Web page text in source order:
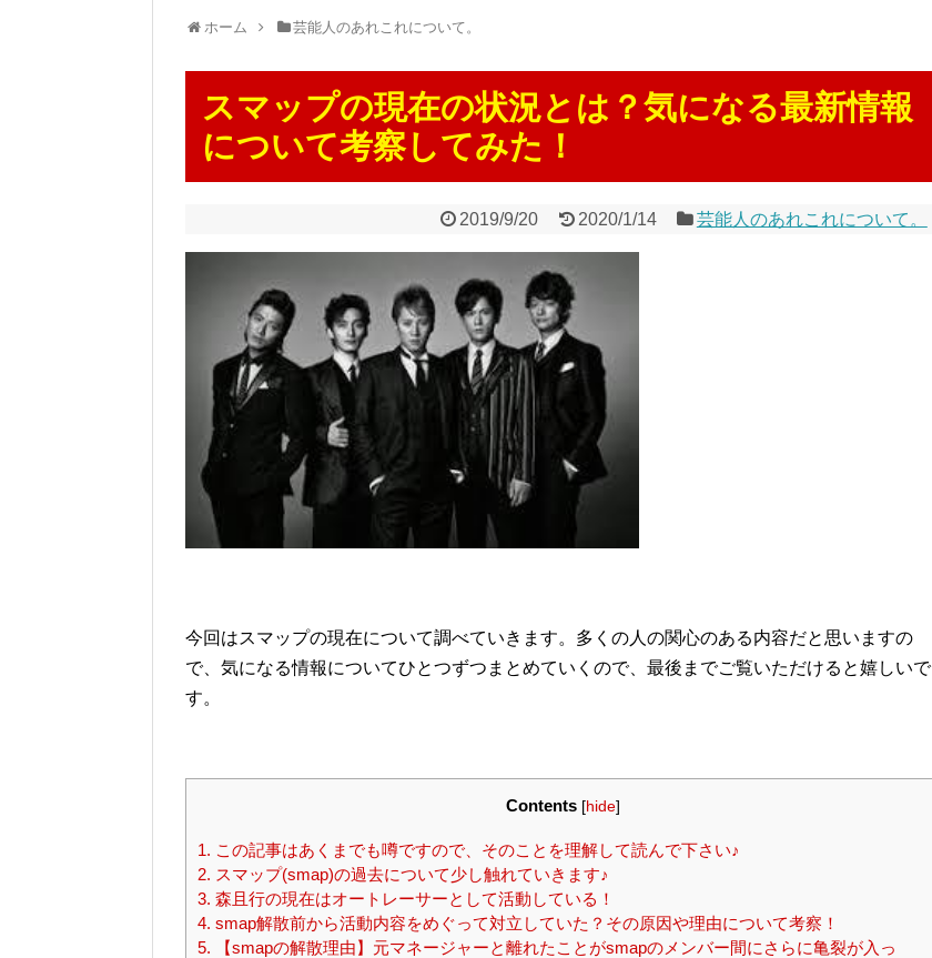
ホーム 芸能人のあれこれについて。
スマップの現在の状況とは？気になる最新情報
について考察してみた！
2019/9/20 2020/1/14 芸能人のあれこれについて。
今回はスマップの現在について調べていきます。多くの人の関心のある内容だと思いますの
で、気になる情報についてひとつずつまとめていくので、最後までご覧いただけると嬉しいで
す。
Contents [hide]
1. この記事はあくまでも噂ですので、そのことを理解して読んで下さい♪
2. スマップ(smap)の過去について少し触れていきます♪
3. 森且行の現在はオートレーサーとして活動している！
4. smap解散前から活動内容をめぐって対立していた？その原因や理由について考察！
5. 【smapの解散理由】元マネージャーと離れたことがsmapのメンバー間にさらに亀裂が入っ